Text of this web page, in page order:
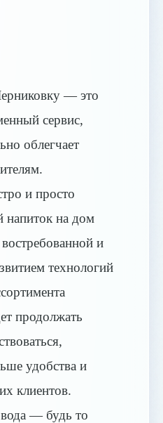
— это
сервис,
облегчает
и просто
напиток на дом
востребованной и
технологий
продолжать
удобства и
клиентов.
— будь то